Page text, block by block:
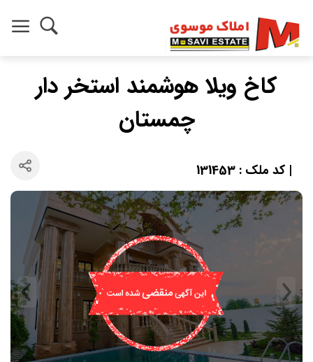
کاخ ویلا هوشمند استخر دار
چمستان
| کد ملک : 131453